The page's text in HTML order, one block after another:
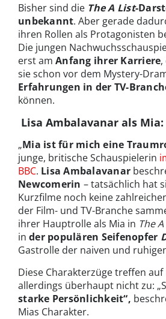
Bisher sind die The A List-
unbekannt. Aber gerade
ihren Rollen als Protagonisten
Die jungen
erst am Anfang ihrer Karriere
sie schon vor dem Mystery-
Erfahrungen in der TV-
können.
Lisa Ambalavanar als
„Mia ist für mich eine
junge, britische Schauspielerin
BBC. Lisa Ambalavanar
Newcomerin – tatsächlich hat
Kurzfilme noch keine
der Film- und TV-Branche
ihrer Hauptrolle als Mia in The
in der populären Seifenopfer
Gastrolle der naiven und
Diese Charakterzüge treffen auf
allerdings überhaupt nicht zu:
starke Persönlichkeit“,
Mias Charakter.